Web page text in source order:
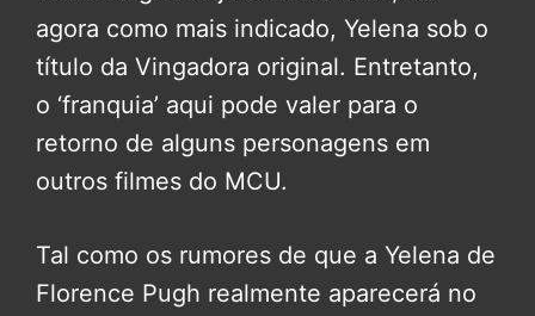
agora como mais indicado, Yelena sob o
título da Vingadora original. Entretanto,
o ‘franquia’ aqui pode valer para o
retorno de alguns personagens em
outros filmes do MCU.
Tal como os rumores de que a Yelena de
Florence Pugh realmente aparecerá no